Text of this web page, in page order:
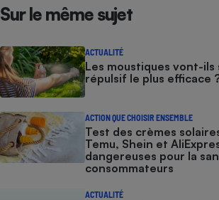
Sur le même sujet
ACTUALITÉ
Les moustiques vont-ils
répulsif le plus efficace
ACTION QUE CHOISIR ENSEMBLE
Test des crèmes
Temu, Shein et
dangereuses pour la
consommateurs
ACTUALITÉ